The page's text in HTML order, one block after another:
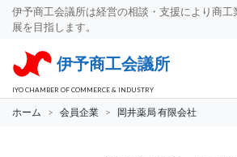
伊予商工会議所は経営の相談・支援により商
展を目指します。
伊予商工会議所
IYO CHAMBER OF COMMERCE & INDUSTRY
ホーム 会員企業 岡井薬局 有限会社